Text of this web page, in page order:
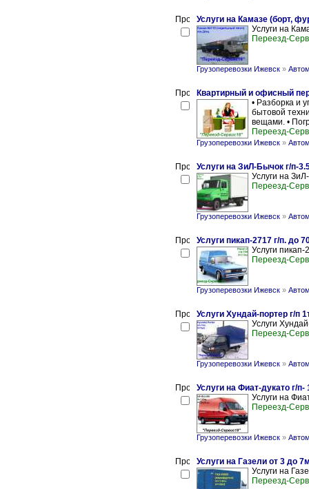
Услуги на Камазе (борт,
Услуги на
Переезд-
Грузоперевозки Ижевск »
Квартирный и офисный
• Разборка и
бытовой
вещами. •
Переезд-
Грузоперевозки Ижевск »
Услуги на ЗиЛ-Бычок г/п-
Услуги на
Переезд-
Грузоперевозки Ижевск »
Услуги пикап-2717 г/п. до
Услуги пикап-
Переезд-
Грузоперевозки Ижевск »
Услуги Хундай-портер г/п
Услуги
Переезд-
Грузоперевозки Ижевск »
Услуги на Фиат-дукато г/п-
Услуги на
Переезд-
Грузоперевозки Ижевск »
Услуги на Газели от 3 до
Услуги на
Переезд-